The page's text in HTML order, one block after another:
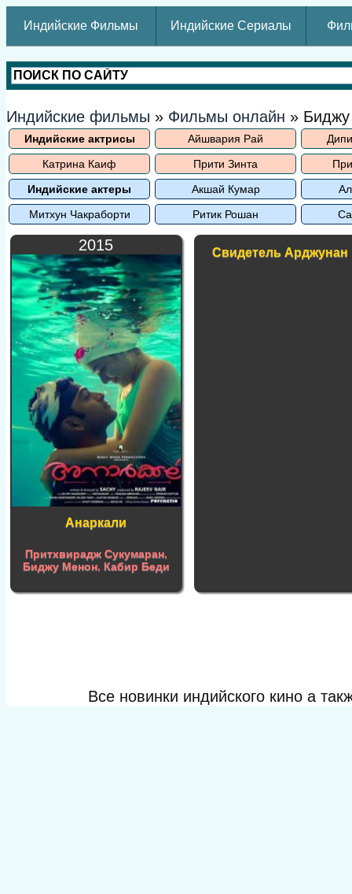
Индийские Фильмы Индийские Сериалы
Индийские фильмы » Фильмы онлайн »
Индийские актрисы Айшвария Рай
Катрина Каиф
Прити Зинта
Индийские актеры
Акшай Кумар
Митхун Чакраборти
Ритик Рошан
2015
Анаркали
Притхвирадж Сукумаран,
Биджу Менон, Кабир Беди
Свидетель Арджунан
Все новинки индийского кино а